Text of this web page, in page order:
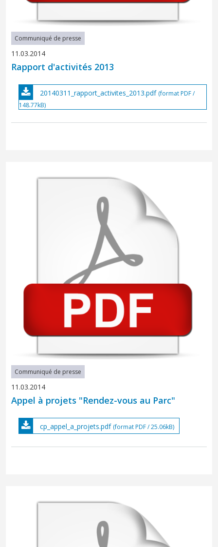
Communiqué de presse
11.03.2014
Rapport d'activités 2013
20140311_rapport_activites_2013.pdf (format PDF /
148.77kB)
Communiqué de presse
11.03.2014
Appel à projets "Rendez-vous au Parc"
cp_appel_a_projets.pdf (format PDF / 25.06kB)